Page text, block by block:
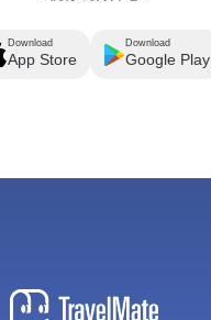
Download
App Store
Download
Google Play